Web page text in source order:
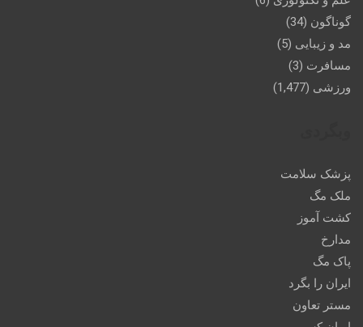
گوناگون (34)
مد و زیبایی (5)
مسافرت (3)
ورزشی (1,477)
پزشک سلامت
ملک مگ
کشت آموز
مدارخ
پاک مگ
ایران را بگرد
مستر تعاون